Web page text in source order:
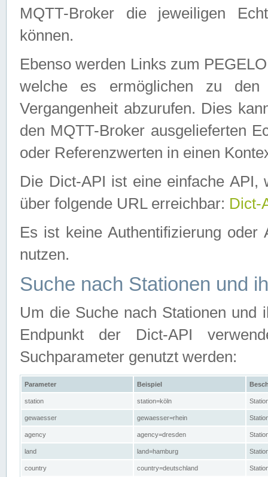
MQTT-Broker die jeweiligen
können.
Ebenso werden Links zum
welche es ermöglichen zu den
Vergangenheit abzurufen. Dies
den MQTT-Broker ausgelieferten
oder Referenzwerten in einen
Die Dict-API ist eine einfache API,
über folgende URL erreichbar: Dict-
Es ist keine Authentifizierung
nutzen.
Suche nach Stationen und
Um die Suche nach Stationen und
Endpunkt der Dict-API
Suchparameter genutzt werden:
Parameter Beispiel
station station=köln
gewaesser gewaesser=rhein
agency agency=dresden
land land=hamburg
country country=deutschland